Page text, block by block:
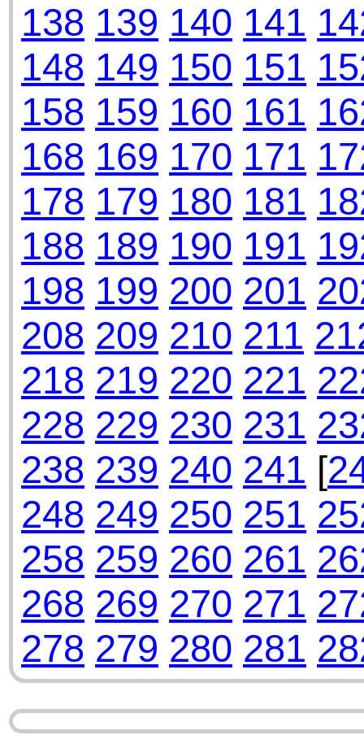
138 139 140 141
148 149 150 151
158 159 160 161
168 169 170 171
178 179 180 181
188 189 190 191
198 199 200 201
208 209 210 211
218 219 220 221
228 229 230 231
238 239 240 241 [
248 249 250 251
258 259 260 261
268 269 270 271
278 279 280 281